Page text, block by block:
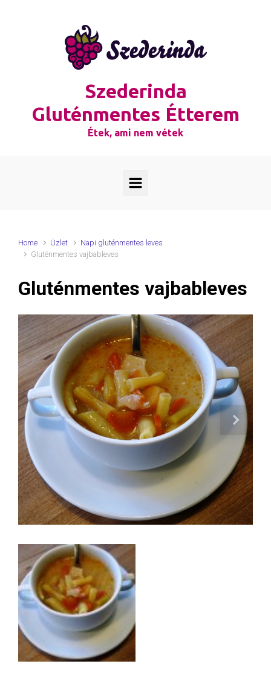
Szederinda
Gluténmentes Étterem
Étek, ami nem vétek
Home Üzlet
Napi gluténmentes leves
Gluténmentes vajbableves
Gluténmentes vajbableves
Next